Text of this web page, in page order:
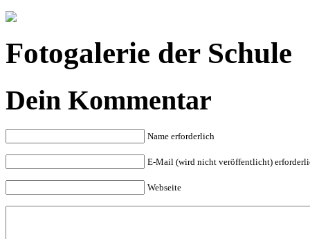
Fotogalerie der Schule
Dein Kommentar
Name erforderlich
E-Mail (wird nicht veröffentlicht)
Webseite